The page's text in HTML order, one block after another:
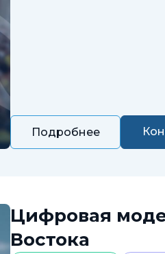
Подробнее
Цифровая
Востока